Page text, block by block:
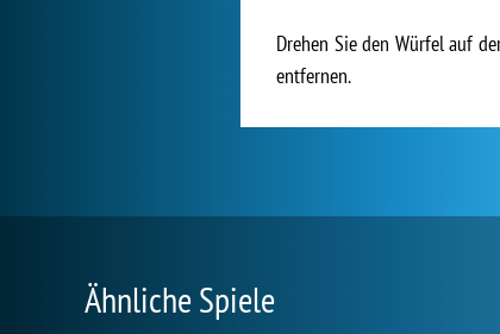
Drehen Sie den Würfel auf
entfernen.
Ähnliche Spiele